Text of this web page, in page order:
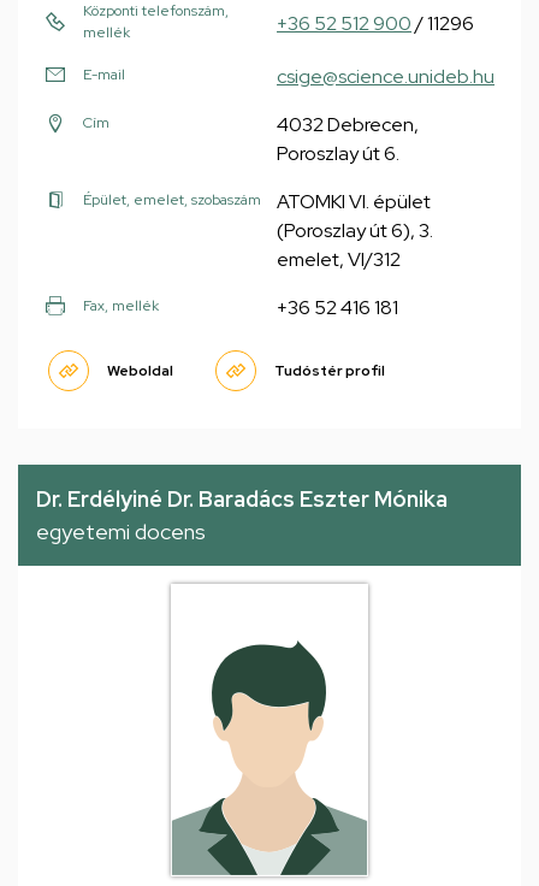
Központi telefonszám,
mellék
+36 52 512 900/ 11296
E-mail csige@science.unideb.hu
Cím
4032 Debrecen,
Poroszlay út 6.
Épület, emelet, szobaszám
ATOMKI VI. épület
(Poroszlay út 6), 3.
emelet, VI/312
Fax, mellék +36 52 416 181
Weboldal Tudóstér profil
Dr. Erdélyiné Dr. Baradács Eszter Mónika
egyetemi docens